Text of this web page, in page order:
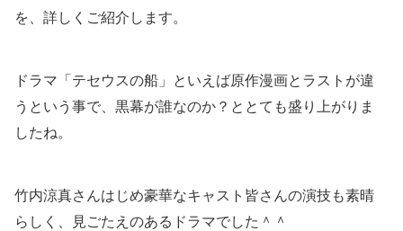
を、詳しくご紹介します。
ドラマ「テセウスの船」といえば原作漫画とラストが違
うという事で、黒幕が誰なのか？ととても盛り上がりま
したね。
竹内涼真さんはじめ豪華なキャスト皆さんの演技も素晴
らしく、見ごたえのあるドラマでした＾＾